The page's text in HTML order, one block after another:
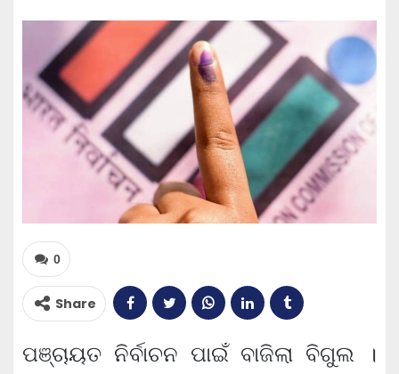
0
Share
ପଞ୍ଚାୟତ ନିର୍ବାଚନ ପାଇଁ ବାଜିଲା ବିଗୁଲ ।